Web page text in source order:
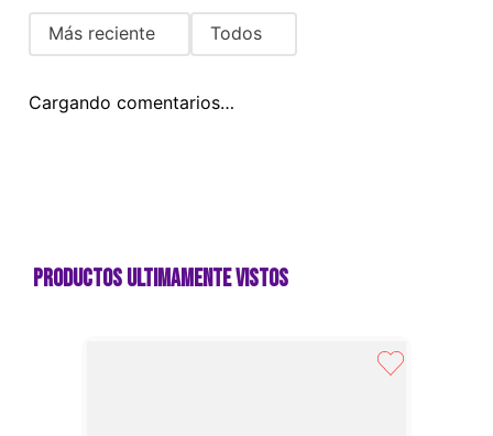
Más reciente Todos
Cargando comentarios…
Productos ultimamente vistos